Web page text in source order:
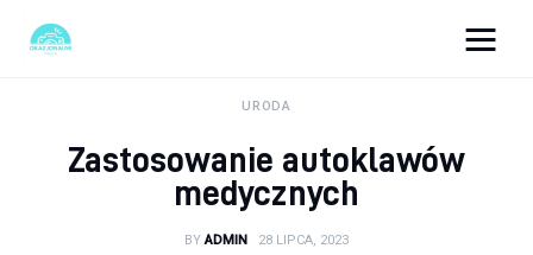
Turystyka
URODA
Zastosowanie autoklawów
medycznych
BY ADMIN 28 LIPCA, 2023